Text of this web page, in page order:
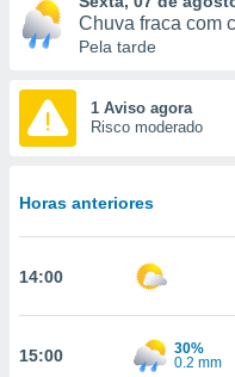
forma
digital
recolhidas
permite-
de alta
Chuva fraca com
Pela tarde
1 Aviso agora
Risco moderado
Horas anteriores
14:00
15:00
30%
0.2 mm